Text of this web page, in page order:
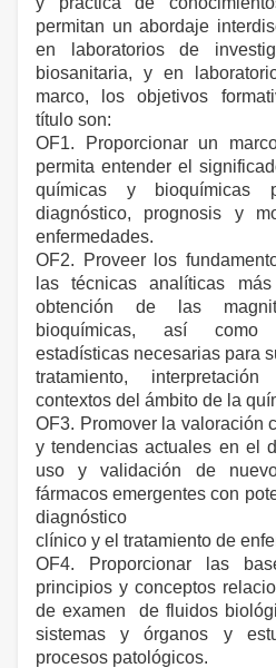
permitan un abordaje
en laboratorios de
biosanitaria, y en
marco, los objetivos
título son:
OF1. Proporcionar un
permita entender el
químicas y bioquímicas
diagnóstico, prognosis y
enfermedades.
OF2. Proveer los
las técnicas analíticas
obtención de las
bioquímicas, así como
estadísticas necesarias para
tratamiento,
contextos del ámbito de la
OF3. Promover la valoración
y tendencias actuales en el
uso y validación de
fármacos emergentes con
diagnóstico
clínico y el tratamiento de
OF4. Proporcionar las
principios y conceptos
de examen de fluidos
sistemas y órganos y
procesos patológicos.